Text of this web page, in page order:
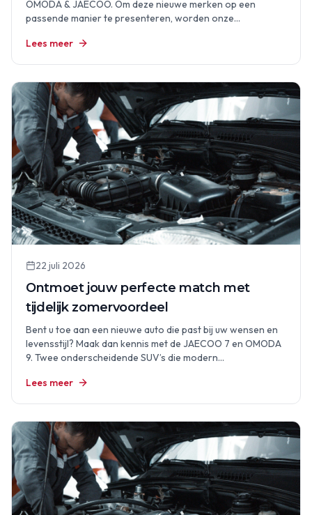
OMODA & JAECOO. Om deze nieuwe merken op een
passende manier te presenteren, worden onze…
Lees meer
22 juli 2026
Ontmoet jouw perfecte match met
tijdelijk zomervoordeel
Bent u toe aan een nieuwe auto die past bij uw wensen en
levensstijl? Maak dan kennis met de JAECOO 7 en OMODA
9. Twee onderscheidende SUV’s die modern…
Lees meer